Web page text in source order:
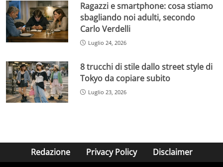
Ragazzi e smartphone: cosa stiamo
sbagliando noi adulti, secondo
Carlo Verdelli
Luglio 24, 2026
8 trucchi di stile dallo street style di
Tokyo da copiare subito
Luglio 23, 2026
Redazione Privacy Policy Disclaimer